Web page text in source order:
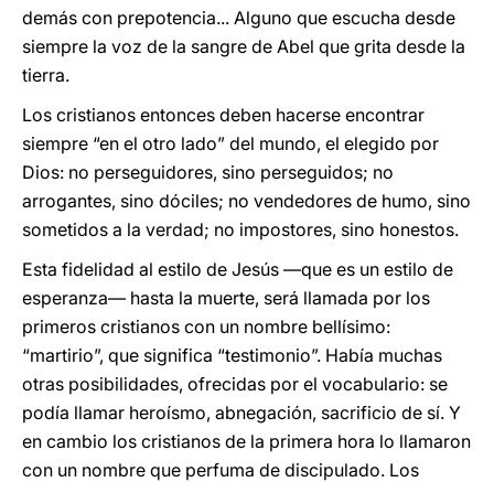
demás con prepotencia... Alguno que escucha desde
siempre la voz de la sangre de Abel que grita desde la
tierra.
Los cristianos entonces deben hacerse encontrar
siempre “en el otro lado” del mundo, el elegido por
Dios: no perseguidores, sino perseguidos; no
arrogantes, sino dóciles; no vendedores de humo, sino
sometidos a la verdad; no impostores, sino honestos.
Esta fidelidad al estilo de Jesús —que es un estilo de
esperanza— hasta la muerte, será llamada por los
primeros cristianos con un nombre bellísimo:
“martirio”, que significa “testimonio”. Había muchas
otras posibilidades, ofrecidas por el vocabulario: se
podía llamar heroísmo, abnegación, sacrificio de sí. Y
en cambio los cristianos de la primera hora lo llamaron
con un nombre que perfuma de discipulado. Los